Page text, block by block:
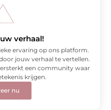
verhaal!
ervaring op ons platform.
jouw verhaal te vertellen.
een community waar
krijgen.
nu